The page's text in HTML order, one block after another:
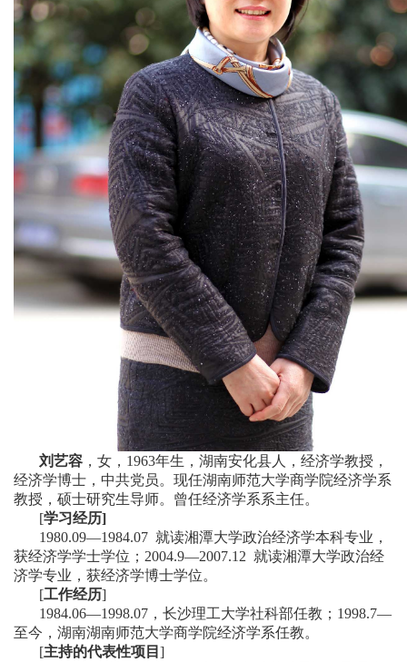
刘艺容 ，女，1963年生，湖南安化县人，经济学教授，
经济学博士，中共党员。现任湖南师范大学商学院经济学系
教授，硕士研究生导师。曾任经济学系系主任。
[学习经历]
1980.09—1984.07 就读湘潭大学政治经济学本科专业，
获经济学学士学位；2004.9—2007.12 就读湘潭大学政治经
济学专业，获经济学博士学位。
[工作经历]
1984.06—1998.07，长沙理工大学社科部任教；1998.7—
至今，湖南湖南师范大学商学院经济学系任教。
[主持的代表性项目 ]